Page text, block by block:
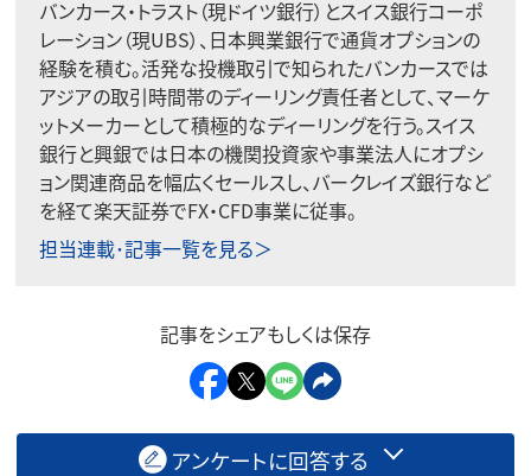
バンカース・トラスト（現ドイツ銀行）とスイス銀行コーポ
レーション（現UBS）、日本興業銀行で通貨オプションの
経験を積む。活発な投機取引で知られたバンカースでは
アジアの取引時間帯のディーリング責任者として、マーケ
ットメーカーとして積極的なディーリングを行う。スイス
銀行と興銀では日本の機関投資家や事業法人にオプシ
ョン関連商品を幅広くセールスし、バークレイズ銀行など
を経て楽天証券でFX・CFD事業に従事。
担当連載･記事一覧を見る＞
記事をシェアもしくは保存
アンケートに回答する